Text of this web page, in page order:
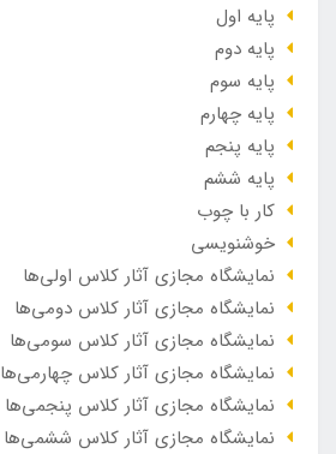
پایه اول
پایه دوم
پایه سوم
پایه چهارم
پایه پنجم
پایه ششم
کار با چوب
خوشنویسی
نمایشگاه مجازی آثار کلاس اولی‌ها
نمایشگاه مجازی آثار کلاس دومی‌ها
نمایشگاه مجازی آثار کلاس سومی‌ها
نمایشگاه مجازی آثار کلاس چهارمی‌ها
نمایشگاه مجازی آثار کلاس پنجمی‌ها
نمایشگاه مجازی آثار کلاس ششمی‌ها